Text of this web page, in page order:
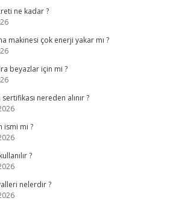
ne kadar ?
makinesi çok enerji yakar mı ?
beyazlar için mi ?
nereden alınır ?
ismi mi ?
?
nelerdir ?